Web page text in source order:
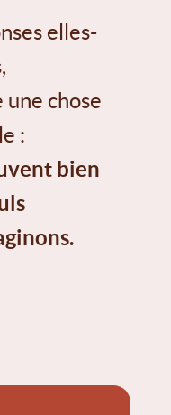
elles-
chose
:
bien